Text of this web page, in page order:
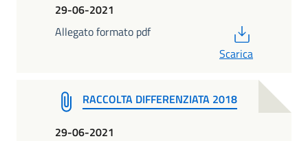
29-06-2021
Allegato formato pdf
Scarica
RACCOLTA DIFFERENZIATA 2018
29-06-2021